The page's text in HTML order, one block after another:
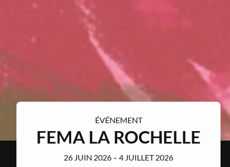
ÉVÉNEMENT
FEMA LA ROCHELLE
26 JUIN 2026 – 4 JUILLET 2026